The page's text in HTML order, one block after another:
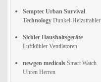
Semptec Urban Survival
Technology Dunkel-Heizstrahler
Sichler Haushaltsgeräte
Luftkühler Ventilatoren
newgen medicals Smart Watch
Uhren Herren